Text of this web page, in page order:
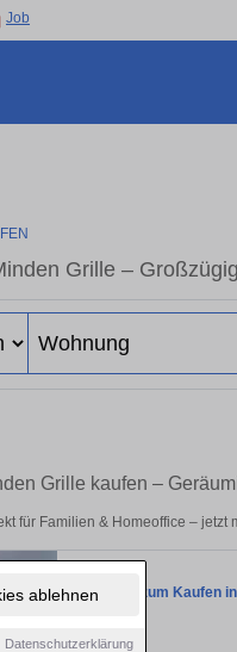
ablehnen
Datenschutzerklärung
Job
Grille –
Grille kaufen –
für Familien & Homeoffice – jetzt
Wohnung zum Kaufen